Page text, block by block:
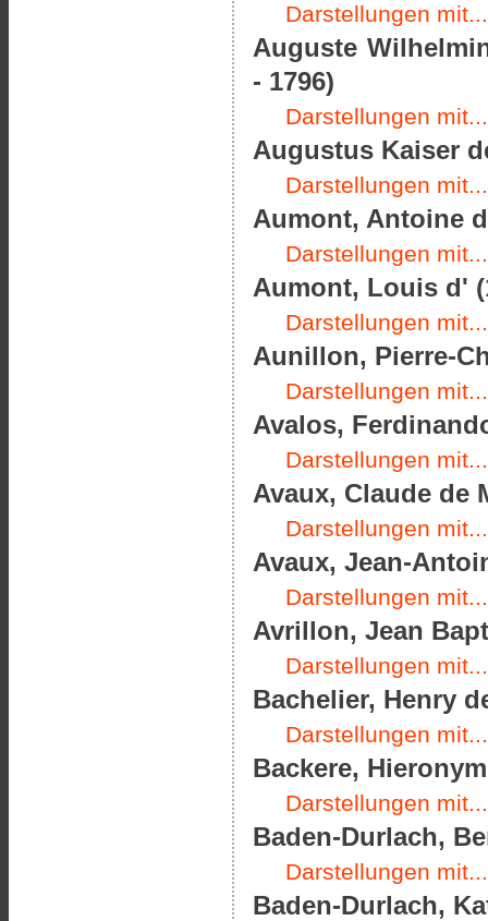
Darstellungen mit...
Auguste
- 1796)
Darstellungen mit...
Augustus Kaiser
Darstellungen mit...
Aumont, Antoine
Darstellungen mit...
Aumont, Louis d'
Darstellungen mit...
Aunillon, Pierre-
Darstellungen mit...
Avalos,
Darstellungen mit...
Avaux, Claude de
Darstellungen mit...
Avaux, Jean-
Darstellungen mit...
Avrillon, Jean
Darstellungen mit...
Bachelier, Henry
Darstellungen mit...
Backere,
Darstellungen mit...
Baden-Durlach,
Darstellungen mit...
Baden-Durlach,